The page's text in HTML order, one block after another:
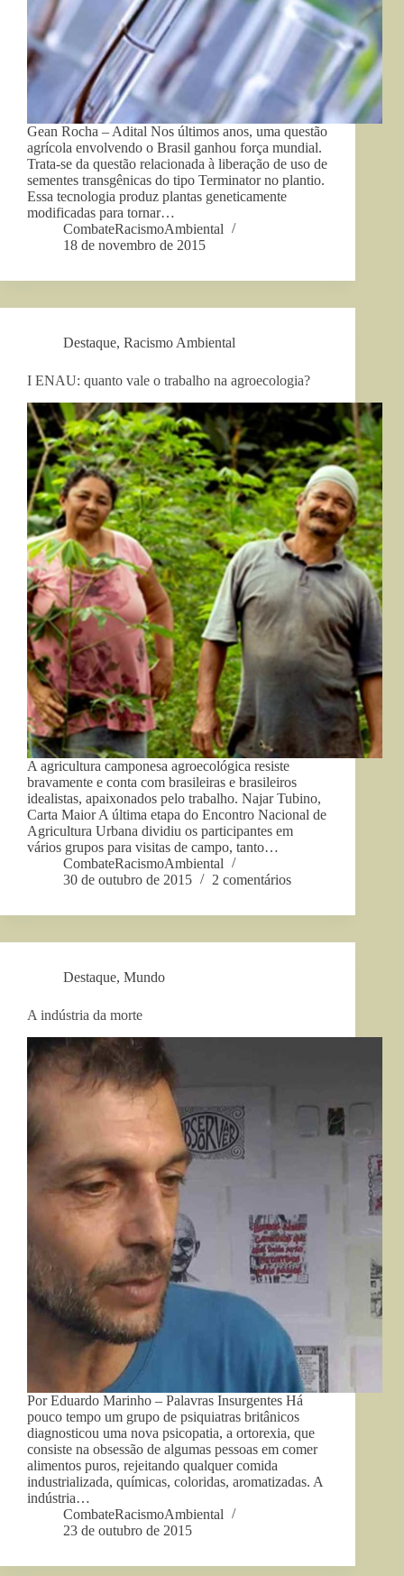
Gean Rocha – Adital Nos últimos anos, uma questão
agrícola envolvendo o Brasil ganhou força mundial.
Trata-se da questão relacionada à liberação de uso de
sementes transgênicas do tipo Terminator no plantio.
Essa tecnologia produz plantas geneticamente
modificadas para tornar…
CombateRacismoAmbiental
18 de novembro de 2015
Destaque, Racismo Ambiental
I ENAU: quanto vale o trabalho na agroecologia?
A agricultura camponesa agroecológica resiste
bravamente e conta com brasileiras e brasileiros
idealistas, apaixonados pelo trabalho. Najar Tubino,
Carta Maior A última etapa do Encontro Nacional de
Agricultura Urbana dividiu os participantes em
vários grupos para visitas de campo, tanto…
CombateRacismoAmbiental
30 de outubro de 2015
2 comentários
Destaque, Mundo
A indústria da morte
Por Eduardo Marinho – Palavras Insurgentes Há
pouco tempo um grupo de psiquiatras britânicos
diagnosticou uma nova psicopatia, a ortorexia, que
consiste na obsessão de algumas pessoas em comer
alimentos puros, rejeitando qualquer comida
industrializada, químicas, coloridas, aromatizadas. A
indústria…
CombateRacismoAmbiental
23 de outubro de 2015